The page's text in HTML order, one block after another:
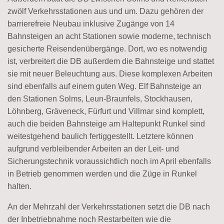
zwölf Verkehrsstationen aus und um. Dazu gehören der
barrierefreie Neubau inklusive Zugänge von 14
Bahnsteigen an acht Stationen sowie moderne, technisch
gesicherte Reisendenübergänge. Dort, wo es notwendig
ist, verbreitert die DB außerdem die Bahnsteige und stattet
sie mit neuer Beleuchtung aus. Diese komplexen Arbeiten
sind ebenfalls auf einem guten Weg. Elf Bahnsteige an
den Stationen Solms, Leun-Braunfels, Stockhausen,
Löhnberg, Gräveneck, Fürfurt und Villmar sind komplett,
auch die beiden Bahnsteige am Haltepunkt Runkel sind
weitestgehend baulich fertiggestellt. Letztere können
aufgrund verbleibender Arbeiten an der Leit- und
Sicherungstechnik voraussichtlich noch im April ebenfalls
in Betrieb genommen werden und die Züge in Runkel
halten.
An der Mehrzahl der Verkehrsstationen setzt die DB nach
der Inbetriebnahme noch Restarbeiten wie die